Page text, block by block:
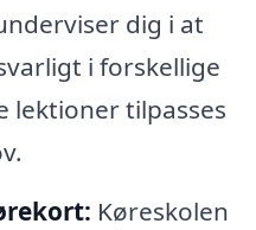
dig i at
i forskellige
lektioner tilpasses
Køreskolen